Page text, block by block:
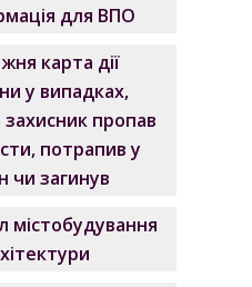
для ВПО
карта дії
у випадках,
пропав
потрапив у
чи загинув
містобудування